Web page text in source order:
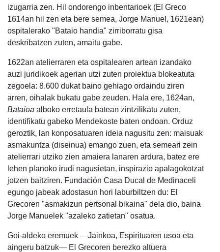
izugarria zen. Hil ondorengo inbentarioek (El Greco
1614an hil zen eta bere semea, Jorge Manuel, 1621ean)
ospitalerako "Bataio handia" zirriborratu gisa
deskribatzen zuten, amaitu gabe.
1622an atelierraren eta ospitalearen artean izandako
auzi juridikoek agerian utzi zuten proiektua blokeatuta
zegoela: 8.600 dukat baino gehiago ordaindu ziren
arren, oihalak bukatu gabe zeuden. Hala ere, 1624an,
Bataioa alboko erretaula batean zintzilikatu zuten,
identifikatu gabeko Mendekoste baten ondoan. Orduz
geroztik, lan konposatuaren ideia nagusitu zen: maisuak
asmakuntza (diseinua) emango zuen, eta semeari zein
atelierrari utziko zien amaiera lanaren ardura, batez ere
lehen planoko irudi nagusietan, inspirazio apalagokotzat
jotzen baitziren. Fundación Casa Ducal de Medinaceli
egungo jabeak adostasun hori laburbiltzen du: El
Grecoren "asmakizun pertsonal bikaina" dela dio, baina
Jorge Manuelek "azaleko zatietan" osatua.
Goi-aldeko eremuek —Jainkoa, Espirituaren usoa eta
aingeru batzuk— El Grecoren berezko altuera